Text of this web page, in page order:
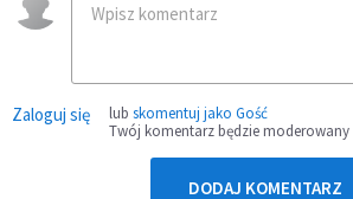
Zaloguj się lub skomentuj jako Gość
Twój komentarz będzie moderowany
DODAJ KOMENTARZ